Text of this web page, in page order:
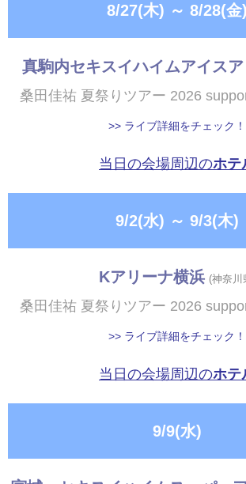
8/27(木) ～ 8/28(金)
真駒内セキスイハイムアイス
桑田佳祐 夏祭りツアー 2026
>> ライブ詳細をチェック！
当日の会場周辺のホテ
9/2(水) ～ 9/3(木)
Kアリーナ横浜 (神奈川
桑田佳祐 夏祭りツアー 2026
>> ライブ詳細をチェック！
当日の会場周辺のホテ
9/9(水)